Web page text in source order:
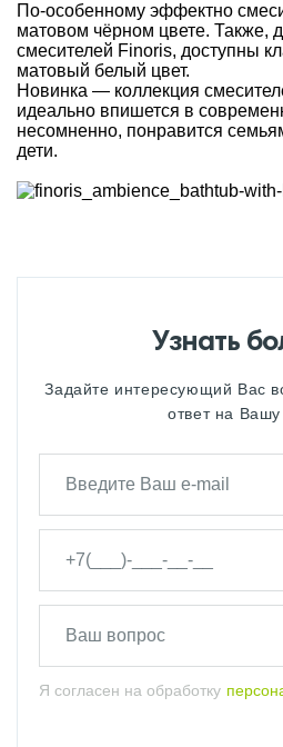
По-особенному эффектно
матовом чёрном цвете. Также,
смесителей Finoris, доступны
матовый белый цвет.
Новинка — коллекция
идеально впишется в
несомненно, понравится
дети.
Узнать
Задайте интересующий Вас
ответ на Вашу
Я согласен на обработку